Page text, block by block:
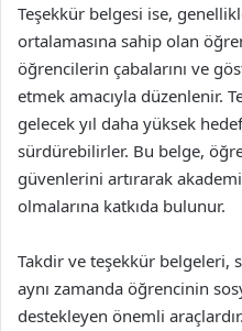
Teşekkür belgesi ise,
ortalamasına sahip olan
öğrencilerin çabalarını ve
etmek amacıyla düzenlenir.
gelecek yıl daha yüksek
sürdürebilirler. Bu belge,
güvenlerini artırarak
olmalarına katkıda bulunur.
Takdir ve teşekkür belgeleri,
aynı zamanda öğrencinin
destekleyen önemli